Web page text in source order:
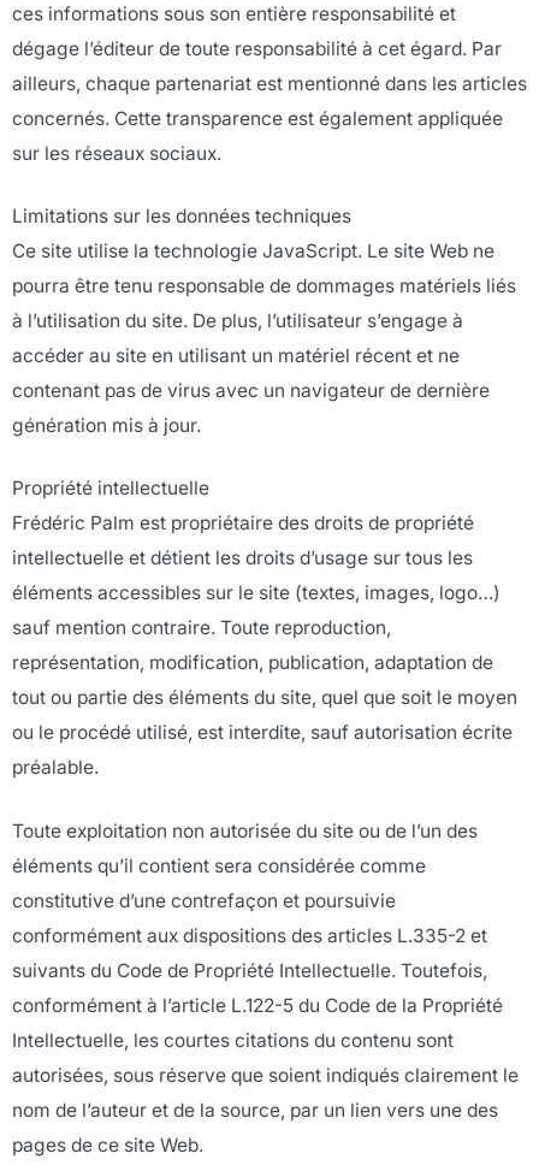
ces informations sous son entière responsabilité et
dégage l’éditeur de toute responsabilité à cet égard. Par
ailleurs, chaque partenariat est mentionné dans les articles
concernés. Cette transparence est également appliquée
sur les réseaux sociaux.
Limitations sur les données techniques
Ce site utilise la technologie JavaScript. Le site Web ne
pourra être tenu responsable de dommages matériels liés
à l’utilisation du site. De plus, l’utilisateur s’engage à
accéder au site en utilisant un matériel récent et ne
contenant pas de virus avec un navigateur de dernière
génération mis à jour.
Propriété intellectuelle
Frédéric Palm est propriétaire des droits de propriété
intellectuelle et détient les droits d’usage sur tous les
éléments accessibles sur le site (textes, images, logo…)
sauf mention contraire. Toute reproduction,
représentation, modification, publication, adaptation de
tout ou partie des éléments du site, quel que soit le moyen
ou le procédé utilisé, est interdite, sauf autorisation écrite
préalable.
Toute exploitation non autorisée du site ou de l’un des
éléments qu’il contient sera considérée comme
constitutive d’une contrefaçon et poursuivie
conformément aux dispositions des articles L.335-2 et
suivants du Code de Propriété Intellectuelle. Toutefois,
conformément à l’article L.122-5 du Code de la Propriété
Intellectuelle, les courtes citations du contenu sont
autorisées, sous réserve que soient indiqués clairement le
nom de l’auteur et de la source, par un lien vers une des
pages de ce site Web.